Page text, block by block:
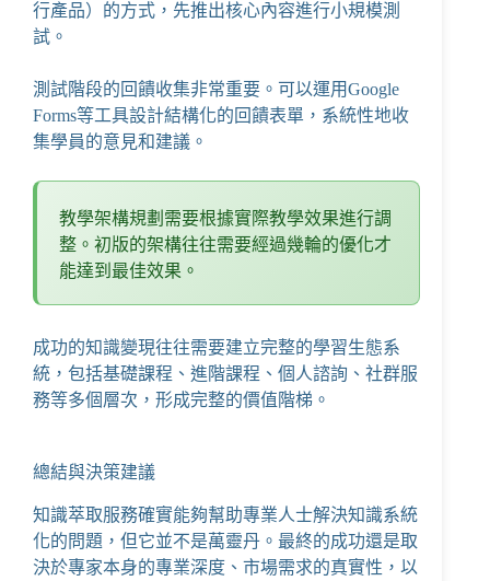
行產品）的方式，先推出核心內容進行小規模測
試。
測試階段的回饋收集非常重要。可以運用Google
Forms等工具設計結構化的回饋表單，系統性地收
集學員的意見和建議。
教學架構規劃需要根據實際教學效果進行調
整。初版的架構往往需要經過幾輪的優化才
能達到最佳效果。
成功的知識變現往往需要建立完整的學習生態系
統，包括基礎課程、進階課程、個人諮詢、社群服
務等多個層次，形成完整的價值階梯。
總結與決策建議
知識萃取服務確實能夠幫助專業人士解決知識系統
化的問題，但它並不是萬靈丹。最終的成功還是取
決於專家本身的專業深度、市場需求的真實性，以